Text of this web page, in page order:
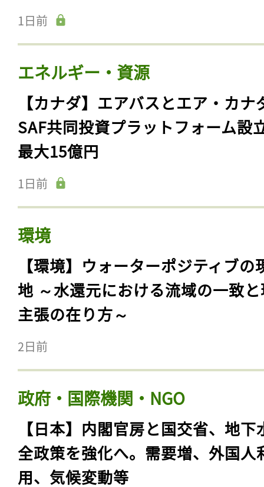
1日前
エネルギー・資源
【カナダ】エアバスとエア・カナ
SAF共同投資プラットフォーム設
最大15億円
1日前
環境
【環境】ウォーターポジティブの
地 ～水還元における流域の一致
主張の在り方～
2日前
政府・国際機関・NGO
【日本】内閣官房と国交省、地下
全政策を強化へ。需要増、外国人
用、気候変動等